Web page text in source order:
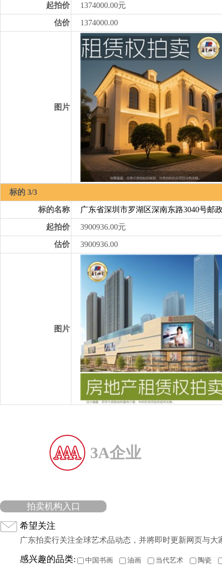
起拍价 1374000.00元
估价 1374000.00
图片
标的 3/3
标的名称 广东省深圳市罗湖区深南东路3040号邮
起拍价 3900936.00元
估价 3900936.00
图片
3A企业
拍卖机构入口
希望关注
广东拍卖行关注全球艺术品动态，并將即时更新网页与大
感兴趣的品类: 中国书画 油画 当代艺术
陶瓷